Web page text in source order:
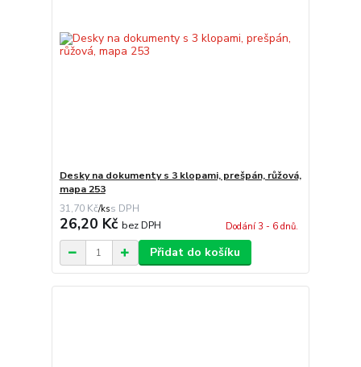
Desky na dokumenty s 3 klopami, prešpán, růžová,
mapa 253
31,70 Kč/ks
26,20 Kč bez DPH Dodání 3 - 6 dnů.
Přidat do košíku